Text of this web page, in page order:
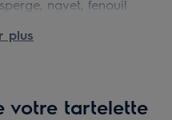
navet, fenouil
salé pour surprendre
plus savoureuses.
plus
votre tartelette